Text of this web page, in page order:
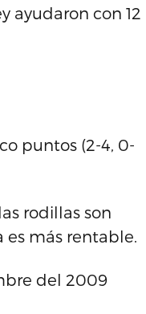
ayudaron con 12
puntos (2-4, 0-
rodillas son
es más rentable.
del 2009